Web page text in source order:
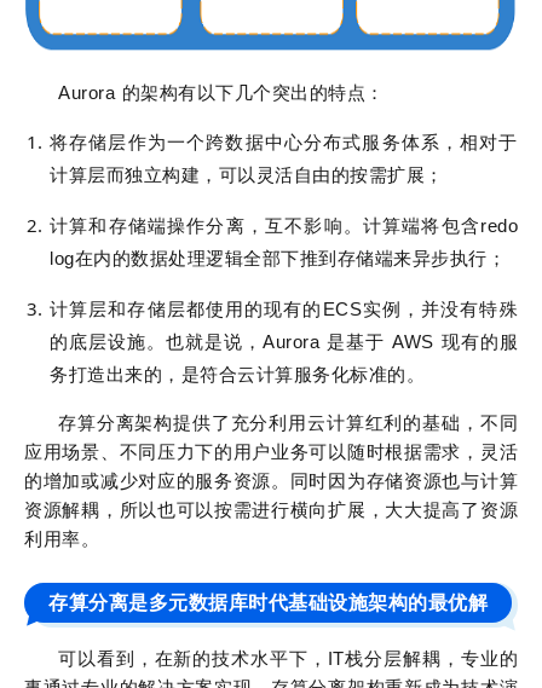
Aurora 的架构有以下几个突出的特点：
将存储层作为一个跨数据中心分布式服务体系，相对于
计算层而独立构建，可以灵活自由的按需扩展；
计算和存储端操作分离，互不影响。计算端将包含redo
log在内的数据处理逻辑全部下推到存储端来异步执行；
计算层和存储层都使用的现有的ECS实例，并没有特殊
的底层设施。也就是说，Aurora 是基于 AWS 现有的服
务打造出来的，是符合云计算服务化标准的。
存算分离架构提供了充分利用云计算红利的基础，不同
应用场景、不同压力下的用户业务可以随时根据需求，灵活
的增加或减少对应的服务资源。同时因为存储资源也与计算
资源解耦，所以也可以按需进行横向扩展，大大提高了资源
利用率。
存算分离是多元数据库时代基础设施架构的最优解
可以看到，在新的技术水平下，IT栈分层解耦，专业的